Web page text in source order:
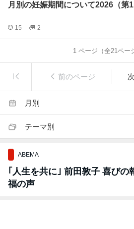
月別の妊娠期間について2026（第1
15 2
1ページ（全21ペー
前のページ
月別
テーマ別
ABEMA
｢人生を共に｣ 前田敦子 喜びの
福の声